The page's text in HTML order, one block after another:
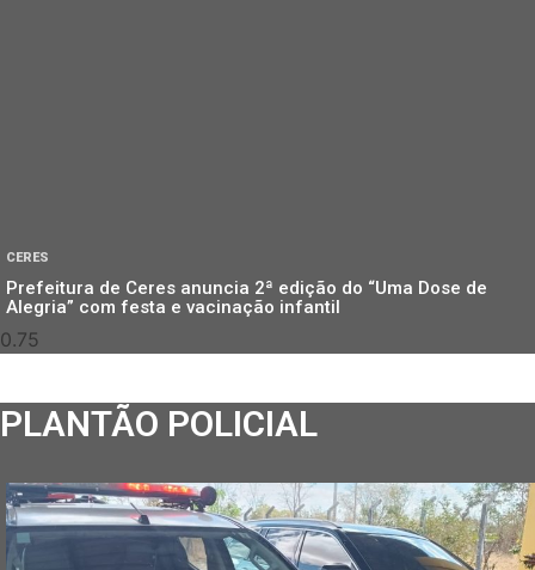
CERES
Prefeitura de Ceres anuncia 2ª edição do “Uma Dose de
Alegria” com festa e vacinação infantil
PLANTÃO POLICIAL